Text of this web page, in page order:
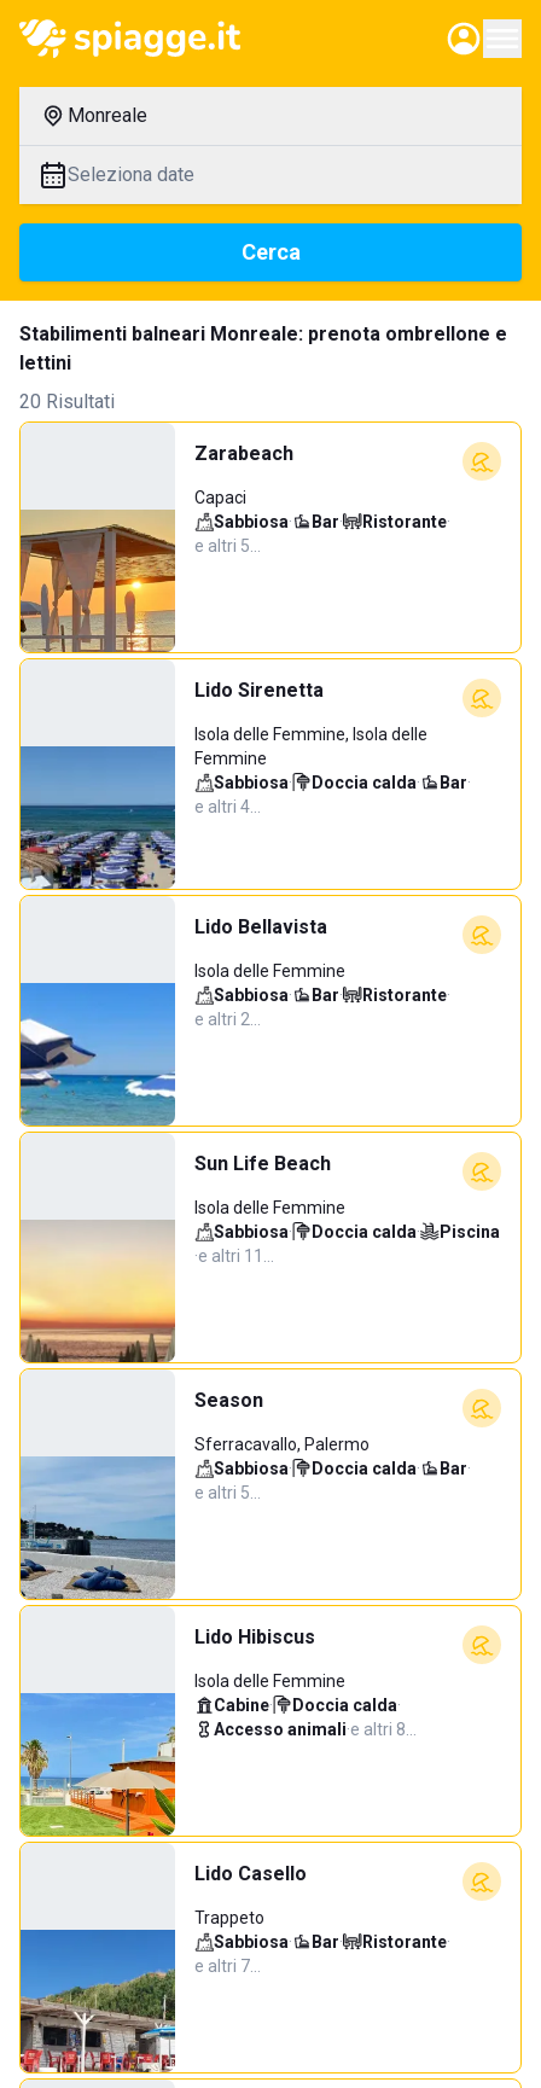
Monreale
Seleziona date
Cerca
Stabilimenti balneari Monreale: prenota ombrellone e
lettini
20 Risultati
Zarabeach
Capaci
Sabbiosa· Bar· Ristorante·
e altri 5…
Lido Sirenetta
Isola delle Femmine, Isola delle
Femmine
Sabbiosa· Doccia calda· Bar·
e altri 4…
Lido Bellavista
Isola delle Femmine
Sabbiosa· Bar· Ristorante·
e altri 2…
Sun Life Beach
Isola delle Femmine
Sabbiosa· Doccia calda·
Piscina
·e altri 11…
Season
Sferracavallo, Palermo
Sabbiosa· Doccia calda· Bar·
e altri 5…
Lido Hibiscus
Isola delle Femmine
Cabine· Doccia calda·
Accesso animali·e altri 8…
Lido Casello
Trappeto
Sabbiosa· Bar· Ristorante·
e altri 7…